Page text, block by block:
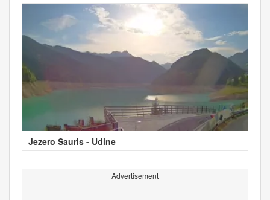
Jezero Sauris - Udine
Advertisement